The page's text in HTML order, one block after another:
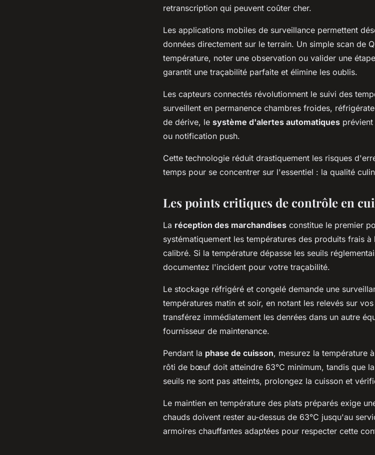
retranscription qui peuvent coûter cher.
Les applications mobiles de surveillance permettent
données directement sur le terrain. Un simple scan de
température, noter une observation ou valider une
garantit une traçabilité parfaite et élimine les oublis.
Les capteurs connectés révolutionnent le suivi des
surveillent en permanence chambres froides,
de dérive, le système d'alertes automatiques
ou notification push.
Cette technologie réduit drastiquement les risques
temps pour se concentrer sur l'essentiel : la qualité
Les points critiques de contrôle en
La réception des marchandises constitue le premier
systématiquement les températures des produits frais
calibré. Si la température dépasse les seuils
documentez l'incident pour votre traçabilité.
Le stockage réfrigéré et congelé demande une
températures matin et soir, en notant les relevés sur
transférez immédiatement les denrées dans un autre
fournisseur de maintenance.
Pendant la phase de cuisson, mesurez la température
rôti de bœuf doit atteindre 63°C minimum, tandis que
seuils ne sont pas atteints, prolongez la cuisson et
Le maintien en température des plats préparés exige
chauds doivent rester au-dessus de 63°C jusqu'au
armoires chauffantes adaptées pour respecter cette